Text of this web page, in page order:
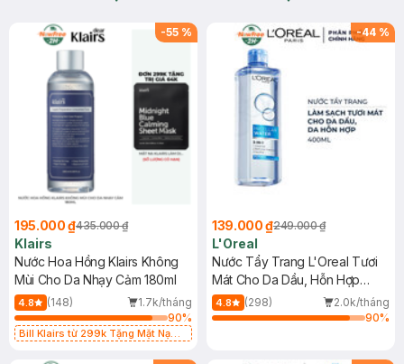
-55 %
195.000 ₫435.000 ₫
Klairs
Nước Hoa Hồng Klairs Không
Mùi Cho Da Nhạy Cảm 180ml
4.8 (148)
1.7k/tháng
90%
Bill Klairs từ 299k Tặng Mặt Nạ
-44 %
139.000 ₫249.000 ₫
L'Oreal
Nước Tẩy Trang L'Oreal Tươi
Mát Cho Da Dầu, Hỗn Hợp
400ml
4.8 (298)
2.0k/tháng
90%